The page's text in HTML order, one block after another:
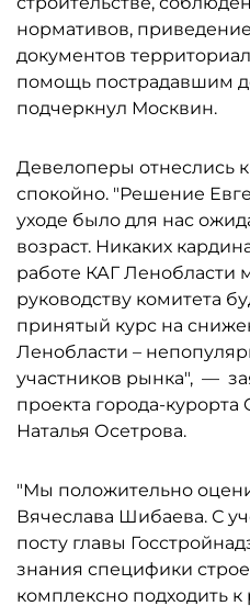
нормативов,
документов
помощь пострадавшим
подчеркнул Москвин.
Девелоперы отнеслись
спокойно. "Решение
уходе было для нас
возраст. Никаких
работе КАГ Ленобласти
руководству комитета
принятый курс на
Ленобласти –
участников рынка", —
проекта города-курорта
Наталья Осетрова.
"Мы положительно
Вячеслава Шибаева. С
посту главы
знания специфики
комплексно подходить